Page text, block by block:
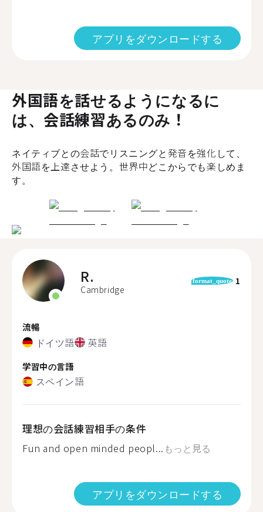
アプリをダウンロードする
外国語を話せるようになるに
は、会話練習あるのみ！
ネイティブとの会話でリスニングと発音を強化して、
外国語を上達させよう。世界中どこからでも楽しめま
す。
R.
Cambridge
format_quote 1
流暢
ドイツ語 英語
学習中の言語
スペイン語
理想の会話練習相手の条件
Fun and open minded peopl... もっと見る
アプリをダウンロードする